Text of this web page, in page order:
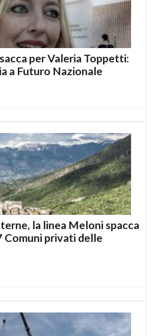
per Valeria Toppetti:
a Futuro Nazionale
la linea Meloni spacca
Comuni privati delle